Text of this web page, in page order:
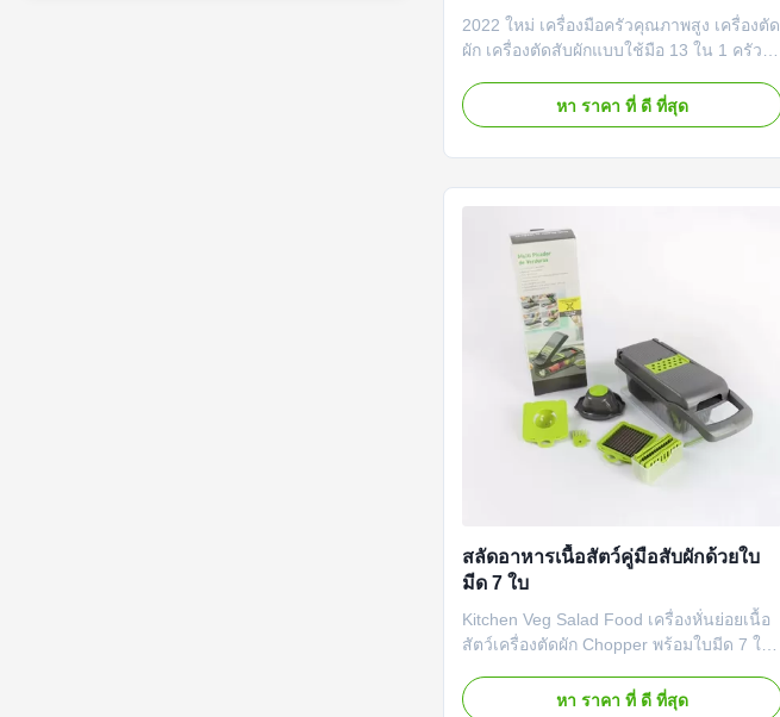
2022 ใหม่ เครื่องมือครัวคุณภาพสูง เครื่องตัด
ผัก เครื่องตัดสับผักแบบใช้มือ 13 ใน 1 ครัว
ตัดมือเครื่องตัดผัก Onion Chopper Dicer
เครื่องตัดผักเชิงพาณิชย์ ข้อมูลจำเพาะ
หา ราคา ที่ ดี ที่สุด
สลัดอาหารเนื้อสัตว์คู่มือสับผักด้วยใบ
มีด 7 ใบ
Kitchen Veg Salad Food เครื่องหั่นย่อยเนื้อ
สัตว์เครื่องตัดผัก Chopper พร้อมใบมีด 7 ใบ
สามารถตัดผักผลไม้คุณสามารถเปลี่ยนใบมีด
หา ราคา ที่ ดี ที่สุด